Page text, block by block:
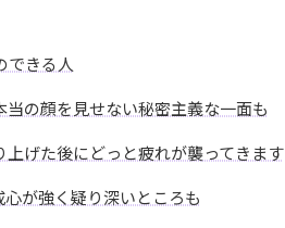
できる人
の顔を見せない秘密主義な一面も
げた後にどっと疲れが襲ってきます
が強く疑り深いところも